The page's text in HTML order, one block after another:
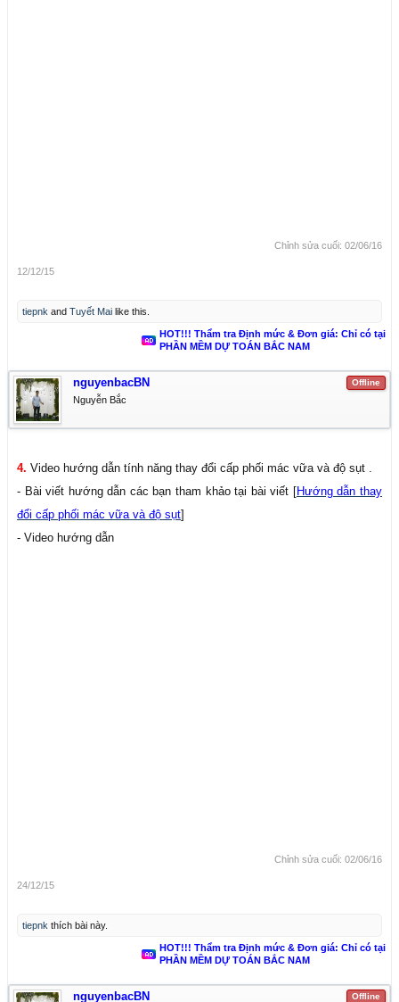
Chỉnh sửa cuối: 02/06/16
12/12/15
tiepnk and Tuyết Mai like this.
HOT!!! Thẩm tra Định mức & Đơn giá: Chỉ có tại
PHẦN MỀM DỰ TOÁN BẮC NAM
Offline
nguyenbacBN
Nguyễn Bắc
4. Video hướng dẫn tính năng thay đổi cấp phối mác vữa và độ sụt .
- Bài viết hướng dẫn các bạn tham khảo tại bài viết [Hướng dẫn thay
đổi cấp phối mác vữa và độ sụt]
- Video hướng dẫn
Chỉnh sửa cuối: 02/06/16
24/12/15
tiepnk thích bài này.
HOT!!! Thẩm tra Định mức & Đơn giá: Chỉ có tại
PHẦN MỀM DỰ TOÁN BẮC NAM
Offline
nguyenbacBN